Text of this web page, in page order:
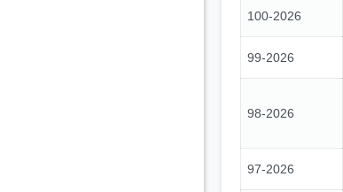
100-2026
99-2026
98-2026
97-2026